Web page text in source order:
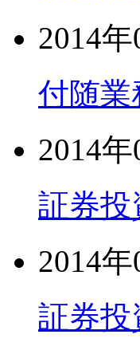
2014年
付随業
2014年
証券投
2014年
証券投